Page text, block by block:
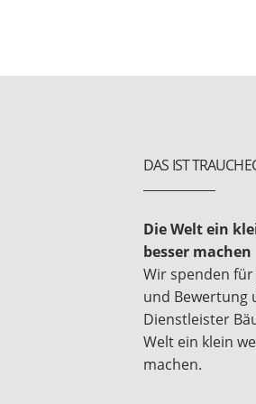
DAS IST
Die Welt ein
besser machen
Wir spenden
und Bewertung
Dienstleister
Welt ein klein
machen.